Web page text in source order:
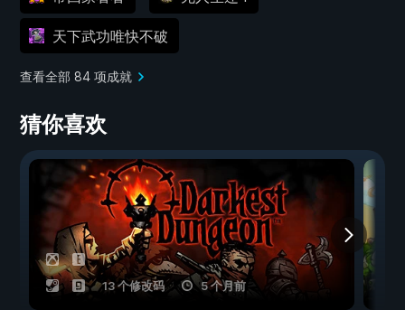
天下武功唯快不破
查看全部 84 项成就
猜你喜欢
13 个修改码 5 个月前